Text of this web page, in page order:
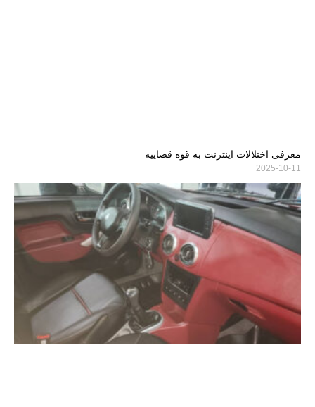
معرفی اختلالات اینترنت به قوه قضاییه
2025-10-11